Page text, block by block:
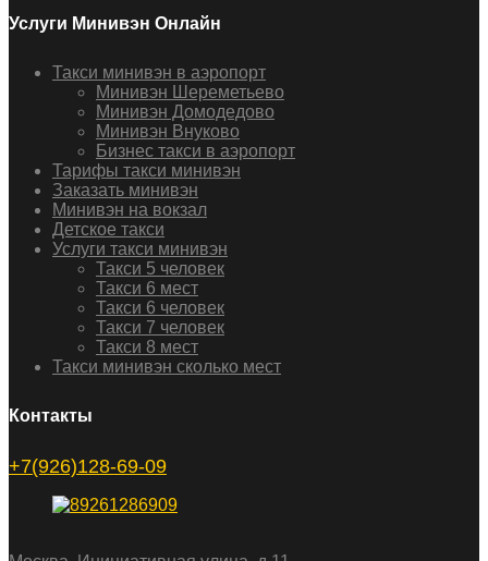
Услуги Минивэн Онлайн
Такси минивэн в аэропорт
Минивэн Шереметьево
Минивэн Домодедово
Минивэн Внуково
Бизнес такси в аэропорт
Тарифы такси минивэн
Заказать минивэн
Минивэн на вокзал
Детское такси
Услуги такси минивэн
Такси 5 человек
Такси 6 мест
Такси 6 человек
Такси 7 человек
Такси 8 мест
Такси минивэн сколько мест
Контакты
+7(926)128-69-09